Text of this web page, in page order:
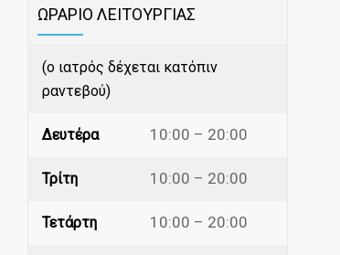
ΩΡΑΡΙΟ ΛΕΙΤΟΥΡΓΙΑΣ
(ο ιατρός δέχεται κατόπιν
ραντεβού)
Δευτέρα 10:00 – 20:00
Τρίτη 10:00 – 20:00
Τετάρτη 10:00 – 20:00